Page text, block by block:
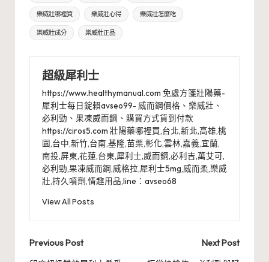
樂威壯哪裡買 樂威壯心得 樂威壯怎麼吃
樂威壯成分 樂威壯正品
超級犀利士
https://www.healthymanual.com 免處方箋壯陽藥-
犀利士每日錠賴avseo99- 威而鋼價格、樂威壯、
必利勁、果凍威而鋼、購買方式貨到付款
https://ciros5.com 壯陽藥哪裡買,台北,新北,高雄,桃
園,台中,新竹,台南,基隆,苗栗,彰化,雲林,嘉義,宜蘭,
南投,屏東,花蓮,台東,犀利士,威而鋼,必利吉,萬艾可,
必利勁,果凍威而鋼,威格拉,犀利士5mg,威而柔,樂威
壯,持久噴劑,情趣用品,line：avseo68
View All Posts
Post
Previous Post
Next Post